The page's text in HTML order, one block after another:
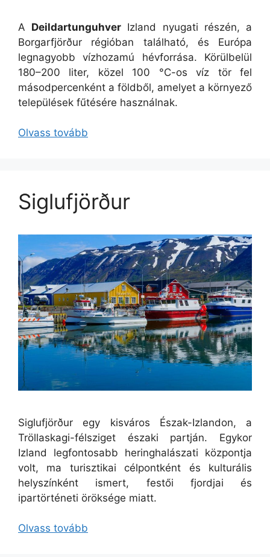
A Deildartunguhver Izland nyugati részén, a
Borgarfjörður régióban található, és Európa
legnagyobb vízhozamú hévforrása. Körülbelül
180–200 liter, közel 100 °C-os víz tör fel
másodpercenként a földből, amelyet a környező
települések fűtésére használnak.
Olvass tovább
Siglufjörður
Siglufjörður egy kisváros Észak-Izlandon, a
Tröllaskagi-félsziget északi partján. Egykor
Izland legfontosabb heringhalászati központja
volt, ma turisztikai célpontként és kulturális
helyszínként ismert, festői fjordjai és
ipartörténeti öröksége miatt.
Olvass tovább